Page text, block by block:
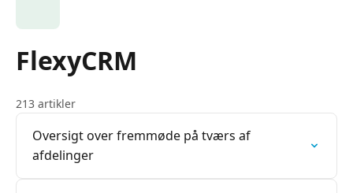
FlexyCRM
213 artikler
Oversigt over fremmøde på tværs af
afdelinger